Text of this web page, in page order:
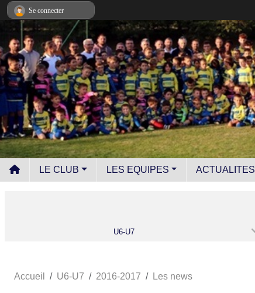
LE CLUB LES EQUIPES ACTUALITES
U6-U7
Accueil U6-U7 2016-2017 Les news
Se connecter
Panneau de gestion des cookies